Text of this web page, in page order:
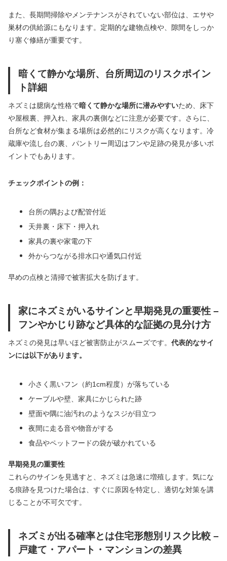
また、長期間掃除やメンテナンスがされていない部位は、エサや
巣材の供給源にもなります。定期的な建物点検や、隙間をしっか
り塞ぐ修繕が重要です。
暗くて静かな場所、台所周辺のリスクポイン
ト詳細
ネズミは臆病な性格で暗くて静かな場所に潜みやすいため、床下
や屋根裏、押入れ、家具の裏側などに注意が必要です。さらに、
台所など食材が集まる場所は必然的にリスクが高くなります。冷
蔵庫や流し台の裏、パントリー周辺はフンや足跡の発見が多いポ
イントでもあります。
チェックポイントの例：
台所の隅および配管付近
天井裏・床下・押入れ
家具の裏や家電の下
外からつながる排水口や通気口付近
早めの点検と清掃で被害拡大を防げます。
家にネズミがいるサインと早期発見の重要性 –
フンやかじり跡など具体的な証拠の見分け方
ネズミの発見は早いほど被害防止がスムーズです。 代表的なサイ
ンには以下があります。
小さく黒いフン（約1cm程度）が落ちている
ケーブルや壁、家具にかじられた跡
壁面や隅に油汚れのようなスジが目立つ
夜間に走る音や物音がする
食品やペットフードの袋が破かれている
早期発見の重要性
これらのサインを見逃すと、ネズミは急速に増殖します。気にな
る痕跡を見つけた場合は、すぐに原因を特定し、適切な対策を講
じることが不可欠です。
ネズミが出る確率とは住宅形態別リスク比較 –
戸建て・アパート・マンションの差異